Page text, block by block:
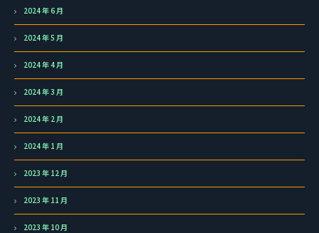
2024 年 6 月
2024 年 5 月
2024 年 4 月
2024 年 3 月
2024 年 2 月
2024 年 1 月
2023 年 12 月
2023 年 11 月
2023 年 10 月